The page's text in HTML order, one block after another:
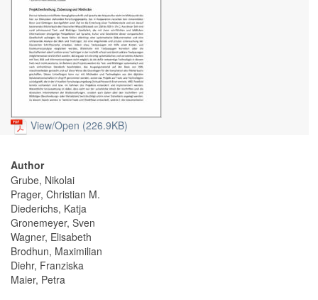
View/Open (226.9KB)
Author
Grube, Nikolai
Prager, Christian M.
Diederichs, Katja
Gronemeyer, Sven
Wagner, Elisabeth
Brodhun, Maximilian
Diehr, Franziska
Maier, Petra